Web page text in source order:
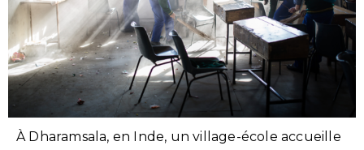
À Dharamsala, en Inde, un village-école accueille